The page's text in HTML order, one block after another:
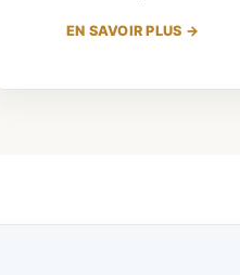
EN SAVOIR PLUS